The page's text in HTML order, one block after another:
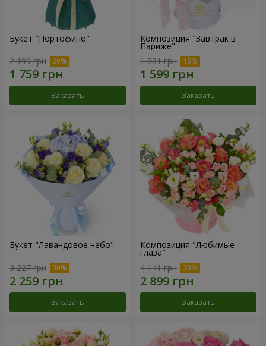
Букет "Портофино"
2 199 грн
Заказать
Композиция "Завтрак в
Париже"
1 881 грн
Заказать
Букет "Лавандовое небо"
3 227 грн
Заказать
Композиция "Любимые
глаза"
4 141 грн
Заказать